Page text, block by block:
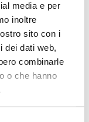
media e per
inoltre
sito con i
dei dati web,
combinarle
o che hanno